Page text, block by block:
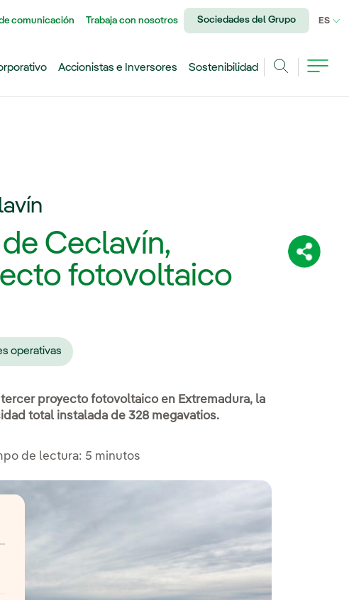
comunicación Trabaja con nosotros Sociedades del Grupo ES
Accionistas e Inversores
Sostenibilidad
Ceclavín,
fotovoltaico
operativas
proyecto fotovoltaico en Extremadura, la
total instalada de 328 megavatios.
de lectura: 5 minutos